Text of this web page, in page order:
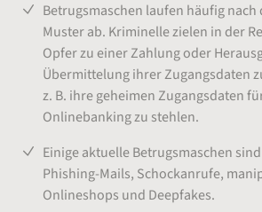
Betrugsmaschen laufen häufig nach
Muster ab. Kriminelle zielen in der
Opfer zu einer Zahlung oder
Übermittelung ihrer Zugangsdaten
z. B. ihre geheimen Zugangsdaten
Onlinebanking zu stehlen.
Einige aktuelle Betrugsmaschen
Phishing-Mails, Schockanrufe,
Onlineshops und Deepfakes.